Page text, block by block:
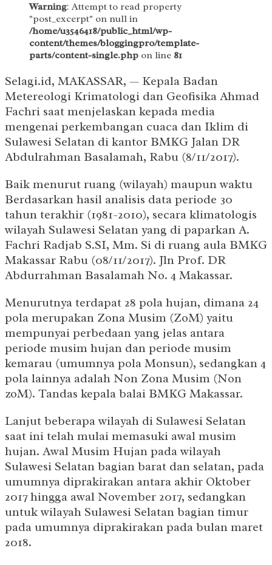
Warning: Attempt to read property
"post_excerpt" on null in
/home/u3546418/public_html/wp-
content/themes/bloggingpro/template-
parts/content-single.php on line 81
Selagi.id, MAKASSAR, — Kepala Badan
Metereologi Krimatologi dan Geofisika Ahmad
Fachri saat menjelaskan kepada media
mengenai perkembangan cuaca dan Iklim di
Sulawesi Selatan di kantor BMKG Jalan DR
Abdulrahman Basalamah, Rabu (8/11/2017).
Baik menurut ruang (wilayah) maupun waktu
Berdasarkan hasil analisis data periode 30
tahun terakhir (1981-2010), secara klimatologis
wilayah Sulawesi Selatan yang di paparkan A.
Fachri Radjab S.SI, Mm. Si di ruang aula BMKG
Makassar Rabu (08/11/2017). Jln Prof. DR
Abdurrahman Basalamah No. 4 Makassar.
Menurutnya terdapat 28 pola hujan, dimana 24
pola merupakan Zona Musim (ZoM) yaitu
mempunyai perbedaan yang jelas antara
periode musim hujan dan periode musim
kemarau (umumnya pola Monsun), sedangkan 4
pola lainnya adalah Non Zona Musim (Non
zoM). Tandas kepala balai BMKG Makassar.
Lanjut beberapa wilayah di Sulawesi Selatan
saat ini telah mulai memasuki awal musim
hujan. Awal Musim Hujan pada wilayah
Sulawesi Selatan bagian barat dan selatan, pada
umumnya diprakirakan antara akhir Oktober
2017 hingga awal November 2017, sedangkan
untuk wilayah Sulawesi Selatan bagian timur
pada umumnya diprakirakan pada bulan maret
2018.